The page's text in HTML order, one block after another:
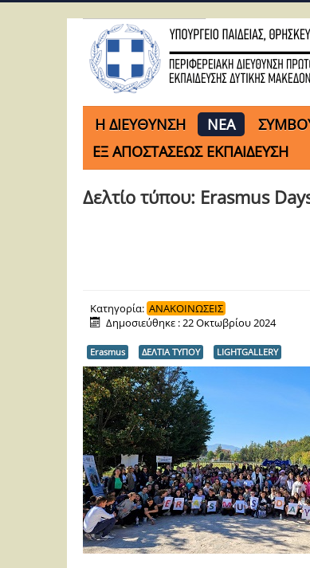
H ΔΙΕΥΘΥΝΣΗ ΝΕΑ
ΕΞ ΑΠΟΣΤΑΣΕΩΣ ΕΚΠΑΙΔΕΥΣΗ
Δελτίο τύπου: Erasmus
Κατηγορία: ΑΝΑΚΟΙΝΩΣΕΙΣ
Δημοσιεύθηκε : 22 Οκτωβρίου 2024
Erasmus ΔΕΛΤΙΑ ΤΥΠΟΥ LIGHTGALLERY